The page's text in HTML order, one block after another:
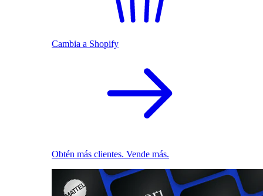
Cambia a Shopify
Obtén más clientes. Vende más.